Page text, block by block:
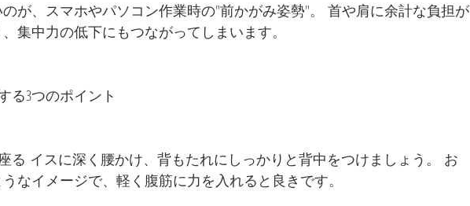
が、スマホやパソコン作業時の"前かがみ姿勢"。 首や肩に余計な負担が
集中力の低下にもつながってしまいます。
る3つのポイント
る イスに深く腰かけ、背もたれにしっかりと背中をつけましょう。 お
なイメージで、軽く腹筋に力を入れると良きです。